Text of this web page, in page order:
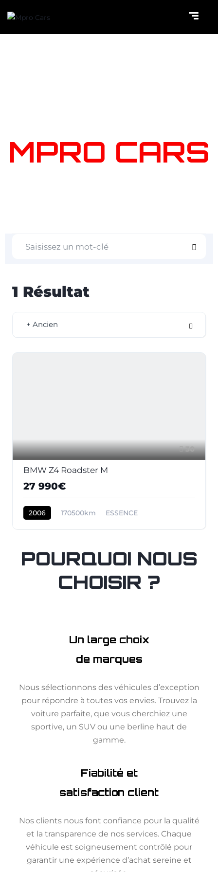
MPRO CARS
1 Résultat
+ Ancien
30
BMW Z4 Roadster M
27 990€
2006 170500km ESSENCE
POURQUOI NOUS
CHOISIR ?
Un large choix
de marques
Nous sélectionnons des véhicules d’exception
pour répondre à toutes vos envies. Trouvez la
voiture parfaite, que vous cherchiez une
sportive, un SUV ou une berline haut de
gamme.
Fiabilité et
satisfaction client
Nos clients nous font confiance pour la qualité
et la transparence de nos services. Chaque
véhicule est soigneusement contrôlé pour
garantir une expérience d’achat sereine et